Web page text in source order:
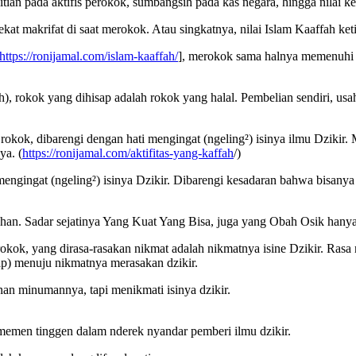
makrifat di saat merokok. Atau singkatnya, nilai Islam Kaaffah
https://ronijamal.com/islam-kaaffah/], merokok sama halnya
rokok yang dihisap adalah rokok yang halal. Pembelian sendiri,
dibarengi dengan hati mengingat (ngeling²) isinya ilmu
(https://ronijamal.com/aktifitas-yang-kaffah/)
(ngeling²) isinya Dzikir. Dibarengi kesadaran bahwa
Sadar sejatinya Yang Kuat Yang Bisa, juga yang Obah Osik
yang dirasa-rasakan nikmat adalah nikmatnya isine Dzikir.
menuju nikmatnya merasakan dzikir.
minumannya, tapi menikmati isinya dzikir.
tinggen dalam nderek nyandar pemberi ilmu dzikir.